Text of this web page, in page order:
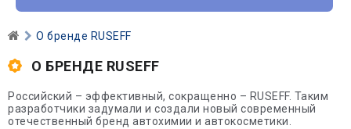
О бренде RUSEFF
О БРЕНДЕ RUSEFF
Российский – эффективный, сокращенно – RUSEFF. Таким
разработчики задумали и создали новый современный
отечественный бренд автохимии и автокосметики.